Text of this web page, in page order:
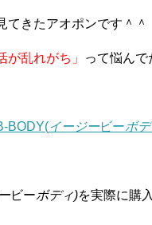
てきたアオポンです＾＾
が乱れがち」 って悩ん
BODY(イージービーボ
ビーボディ)を実際に購